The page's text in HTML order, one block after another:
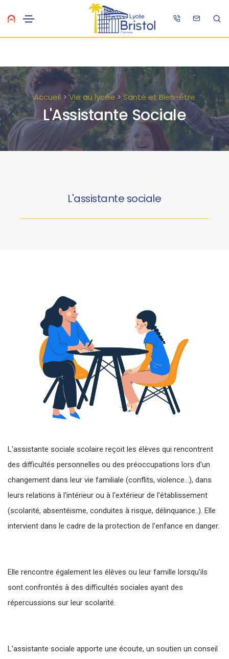
Accueil > Vie au lycée >Santé et Bien-être
L'Assistante Sociale
L'assistante sociale
L'assistante sociale scolaire reçoit les élèves qui rencontrent
des difficultés personnelles ou des préoccupations lors d'un
changement dans leur vie familiale (conflits, violence...), dans
leurs relations à l'intérieur ou à l'extérieur de l'établissement
(scolarité, absentéisme, conduites à risque, délinquance..). Elle
intervient dans le cadre de la protection de l'enfance en danger.
Elle rencontre également les élèves ou leur famille lorsqu'ils
sont confrontés à des difficultés sociales ayant des
répercussions sur leur scolarité.
L'assistante sociale apporte une écoute, un soutien un conseil